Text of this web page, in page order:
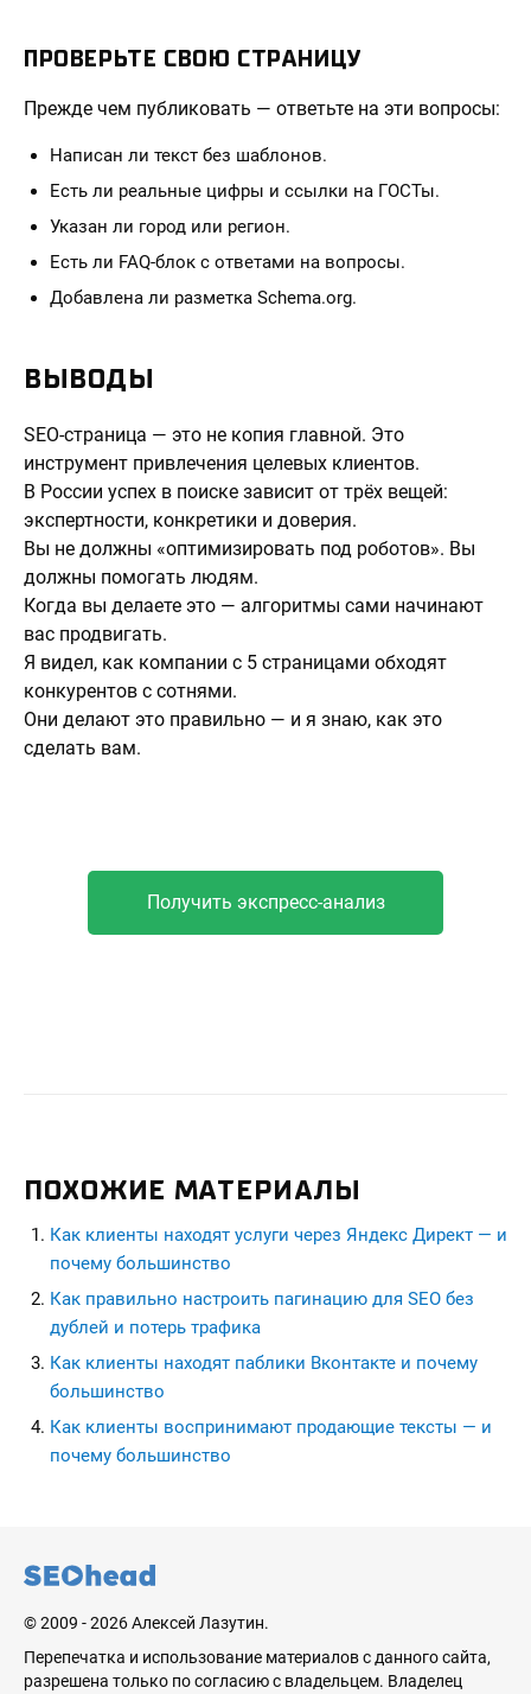
ПРОВЕРЬТЕ СВОЮ СТРАНИЦУ
Прежде чем публиковать — ответьте на эти вопросы:
Написан ли текст без шаблонов.
Есть ли реальные цифры и ссылки на ГОСТы.
Указан ли город или регион.
Есть ли FAQ-блок с ответами на вопросы.
Добавлена ли разметка Schema.org.
ВЫВОДЫ
SEO-страница — это не копия главной. Это
инструмент привлечения целевых клиентов.
В России успех в поиске зависит от трёх вещей:
экспертности, конкретики и доверия.
Вы не должны «оптимизировать под роботов». Вы
должны помогать людям.
Когда вы делаете это — алгоритмы сами начинают
вас продвигать.
Я видел, как компании с 5 страницами обходят
конкурентов с сотнями.
Они делают это правильно — и я знаю, как это
сделать вам.
Получить экспресс-анализ
ПОХОЖИЕ МАТЕРИАЛЫ
Как клиенты находят услуги через Яндекс Директ — и
почему большинство
Как правильно настроить пагинацию для SEO без
дублей и потерь трафика
Как клиенты находят паблики Вконтакте и почему
большинство
Как клиенты воспринимают продающие тексты — и
почему большинство
© 2009 - 2026 Алексей Лазутин.
Перепечатка и использование материалов с данного сайта,
разрешена только по согласию с владельцем. Владелец